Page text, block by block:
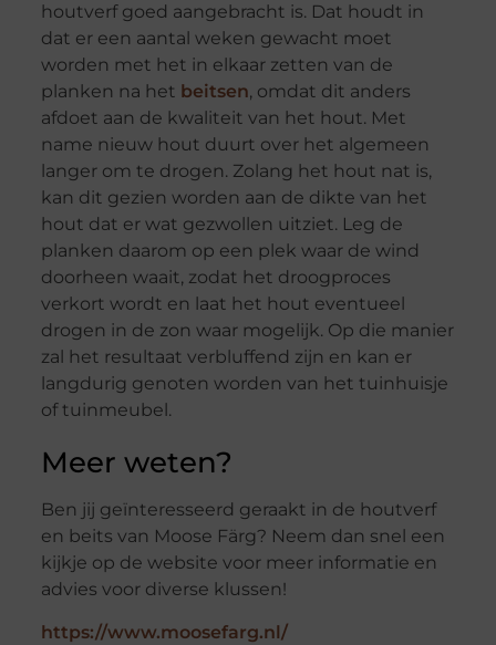
houtverf goed aangebracht is. Dat houdt in
dat er een aantal weken gewacht moet
worden met het in elkaar zetten van de
planken na het beitsen, omdat dit anders
afdoet aan de kwaliteit van het hout. Met
name nieuw hout duurt over het algemeen
langer om te drogen. Zolang het hout nat is,
kan dit gezien worden aan de dikte van het
hout dat er wat gezwollen uitziet. Leg de
planken daarom op een plek waar de wind
doorheen waait, zodat het droogproces
verkort wordt en laat het hout eventueel
drogen in de zon waar mogelijk. Op die manier
zal het resultaat verbluffend zijn en kan er
langdurig genoten worden van het tuinhuisje
of tuinmeubel.
Meer weten?
Ben jij geïnteresseerd geraakt in de houtverf
en beits van Moose Färg? Neem dan snel een
kijkje op de website voor meer informatie en
advies voor diverse klussen!
https://www.moosefarg.nl/